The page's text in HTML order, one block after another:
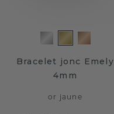
Bracelet jonc Emely
4mm
or jaune